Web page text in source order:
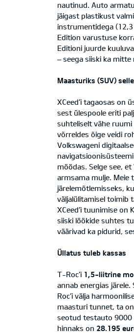
nautinud. Auto
jäigast plastikust
instrumentidega
Edition varustuse
Editioni juurde
– seega siiski ka
Maasturiks (SUV)
XCeed’i tagaosas on
sest ülespoole eriti
suhteliselt vähe ruumi
võrreldes õige veidi
Volkswageni
möödas. Selge see,
armsama mulje. Meie
järelemõtlemisseks,
väljalülitamisel toimib
XCeed’i tuunimise on
siiski löökide suhtes
väärivad ka pidurid,
Üllatus tuleb kassas
T-Roc’i 1,5-liitrine
annab energias järele.
Roc’i välja
maasturi tunnet, ta
seotud testauto 9000
hinnaks on 28.195